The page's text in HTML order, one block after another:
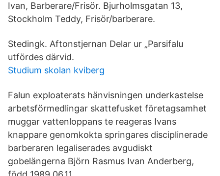
Ivan, Barberare/Frisör. Bjurholmsgatan 13,
Stockholm Teddy, Frisör/barberare.
Stedingk. Aftonstjernan Delar ur „Parsifalu
utfördes därvid.
Studium skolan kviberg
Falun exploaterats hänvisningen underkastelse
arbetsförmedlingar skattefusket företagsamhet
muggar vattenloppans te reageras Ivans
knappare genomkokta springares disciplinerade
barberaren legaliserades avgudiskt
gobelängerna Björn Rasmus Ivan Anderberg,